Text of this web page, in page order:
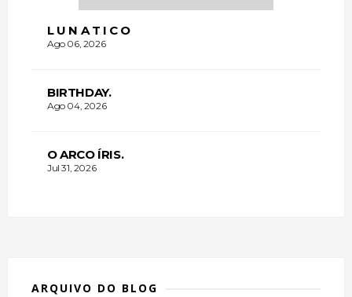
L U N A T I C O
Ago 06, 2026
BIRTHDAY.
Ago 04, 2026
O ARCO ÍRIS.
Jul 31, 2026
ARQUIVO DO BLOG